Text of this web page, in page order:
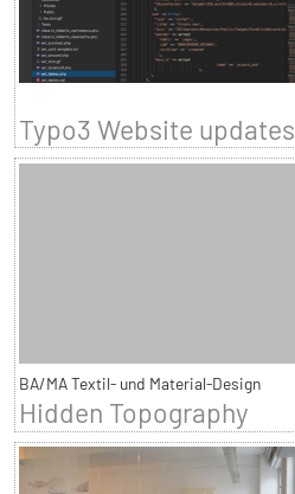
Typo3 Website updates
BA/MA Textil- und Material-Design
Hidden Topography